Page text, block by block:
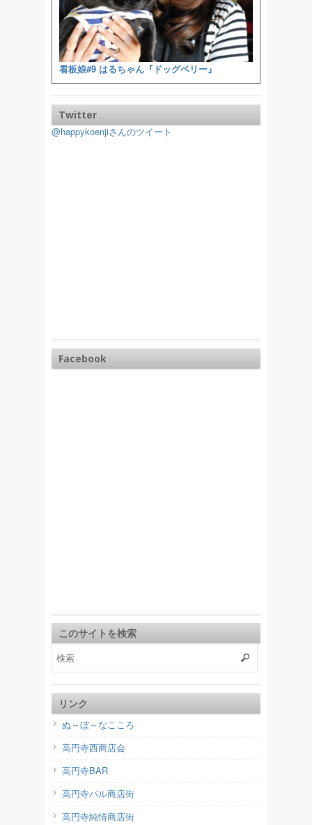
看板娘#9 はるちゃん『ドッグベリー』
Twitter
@happykoenjiさんのツイート
Facebook
このサイトを検索
リンク
ぬ～ぼ～なこころ
高円寺西商店会
高円寺BAR
高円寺パル商店街
高円寺純情商店街